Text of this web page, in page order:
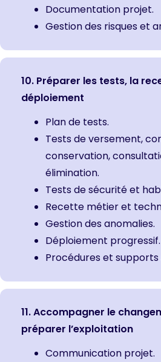
Documentation projet.
Gestion des risques et
10. Préparer les tests, la
déploiement
Plan de tests.
Tests de versement,
conservation,
élimination.
Tests de sécurité et
Recette métier et
Gestion des anomalies.
Déploiement progressif.
Procédures et supports
11. Accompagner le
préparer l’exploitation
Communication projet.